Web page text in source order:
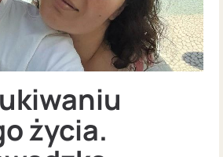
życia.